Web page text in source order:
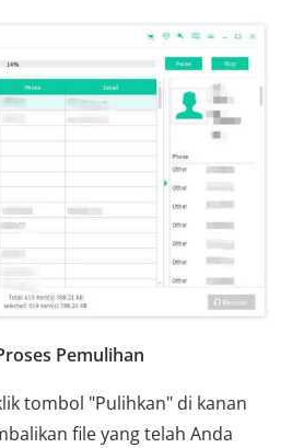
Pemulihan
tombol "Pulihkan" di kanan
file yang telah Anda